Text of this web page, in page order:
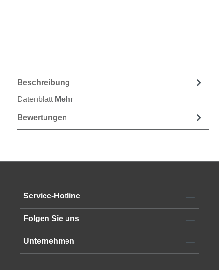
Beschreibung
Datenblatt Mehr
Bewertungen
Service-Hotline
Folgen Sie uns
Unternehmen